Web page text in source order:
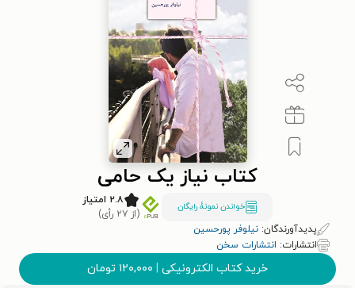
کتاب نیاز یک حامی
خواندن نمونۀ رایگان
۲.۸ امتیاز
(از ۲۷ رأی)
پدیدآورندگان: نیلوفر پورحسین
انتشارات: انتشارات سخن
خرید کتاب الکترونیکی | ۱۲۰,۰۰۰ تومان